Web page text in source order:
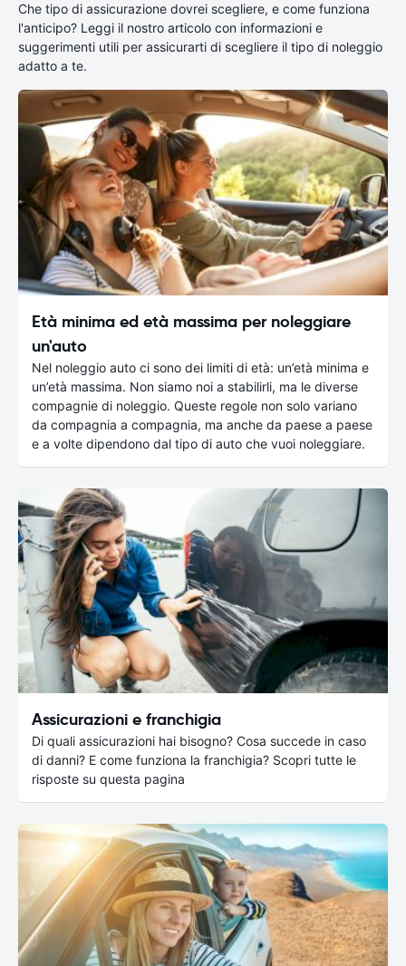
Che tipo di assicurazione dovrei scegliere, e come funziona
l'anticipo? Leggi il nostro articolo con informazioni e
suggerimenti utili per assicurarti di scegliere il tipo di noleggio
adatto a te.
Età minima ed età massima per noleggiare
un'auto
Nel noleggio auto ci sono dei limiti di età: un’età minima e
un’età massima. Non siamo noi a stabilirli, ma le diverse
compagnie di noleggio. Queste regole non solo variano
da compagnia a compagnia, ma anche da paese a paese
e a volte dipendono dal tipo di auto che vuoi noleggiare.
Assicurazioni e franchigia
Di quali assicurazioni hai bisogno? Cosa succede in caso
di danni? E come funziona la franchigia? Scopri tutte le
risposte su questa pagina